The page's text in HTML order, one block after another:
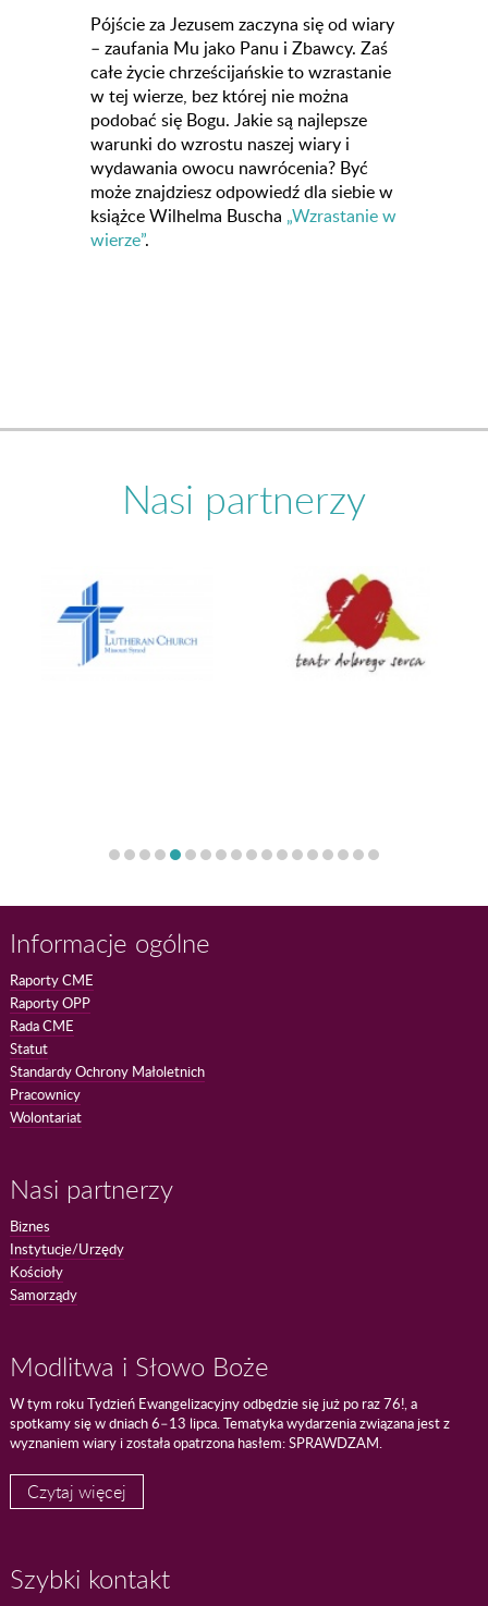
Pójście za Jezusem zaczyna się od wiary
– zaufania Mu jako Panu i Zbawcy. Zaś
całe życie chrześcijańskie to wzrastanie
w tej wierze, bez której nie można
podobać się Bogu. Jakie są najlepsze
warunki do wzrostu naszej wiary i
wydawania owocu nawrócenia? Być
może znajdziesz odpowiedź dla siebie w
książce Wilhelma Buscha „Wzrastanie w
wierze”.
Nasi partnerzy
Informacje ogólne
Raporty CME
Raporty OPP
Rada CME
Statut
Standardy Ochrony Małoletnich
Pracownicy
Wolontariat
Nasi partnerzy
Biznes
Instytucje/Urzędy
Kościoły
Samorządy
Modlitwa i Słowo Boże
W tym roku Tydzień Ewangelizacyjny odbędzie się już po raz 76!, a
spotkamy się w dniach 6–13 lipca. Tematyka wydarzenia związana jest z
wyznaniem wiary i została opatrzona hasłem: SPRAWDZAM.
Czytaj więcej
Szybki kontakt